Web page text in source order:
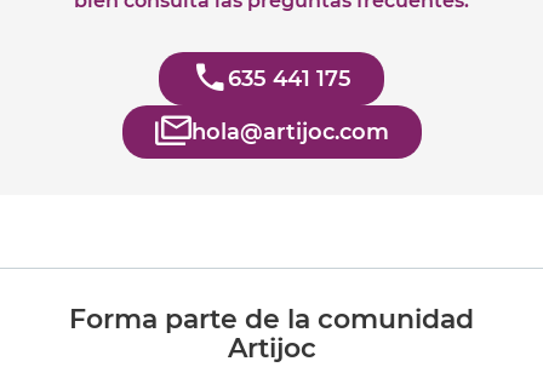
635 441 175
hola@artijoc.com
Forma parte de la comunidad
Artijoc